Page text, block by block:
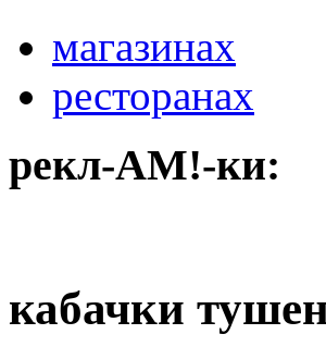
магазинах
ресторанах
рекл-АМ!-ки:
кабачки